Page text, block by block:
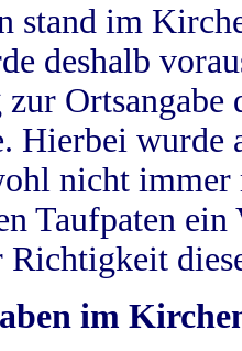
stand im
deshalb
Hierbei wurde
nicht
Taufpaten
im